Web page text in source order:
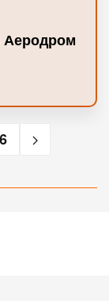
Аеродром
6